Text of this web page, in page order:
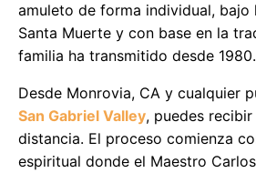
amuleto de forma individual,
Santa Muerte y con base en la
familia ha transmitido desde 1980.
Desde Monrovia, CA y cualquier
San Gabriel Valley, puedes
distancia. El proceso comienza
espiritual donde el Maestro